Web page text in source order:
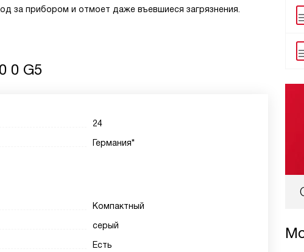
за прибором и отмоет даже въевшиеся загрязнения.
0 G5
24
Германия*
Компактный
серый
Есть